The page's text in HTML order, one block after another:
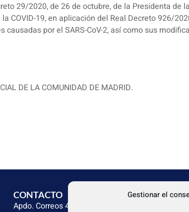
Gestionar el
29/2020, de 26 de octubre, de la Presidenta de
19, en aplicación del Real Decreto 926/
por el SARS-CoV-2, así como sus
DE LA COMUNIDAD DE MADRID.
CONTACTO
Apdo. Correos 4004 del CP 31080